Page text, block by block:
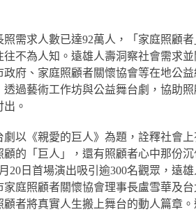
需求人數已達92萬人，「家庭照顧
不為人知。遠雄人壽洞察社會需求
府、家庭照顧者關懷協會等在地公
過藝術工作坊與公益舞台劇，協助
。
以《親愛的巨人》為題，詮釋社會上
的「巨人」，還有照顧者心中那份
20日首場演出吸引逾300名觀眾，遠
庭照顧者關懷協會理事長盧雪華及
者將真實人生搬上舞台的動人篇章